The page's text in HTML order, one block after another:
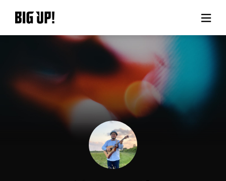
BIG UP!について
ニュース
料金プラン
サポート
ご利用の流れ